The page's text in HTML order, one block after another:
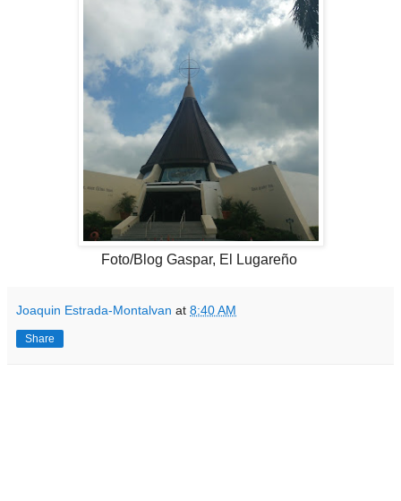
Foto/Blog Gaspar, El Lugareño
Joaquin Estrada-Montalvan at 8:40 AM
Share